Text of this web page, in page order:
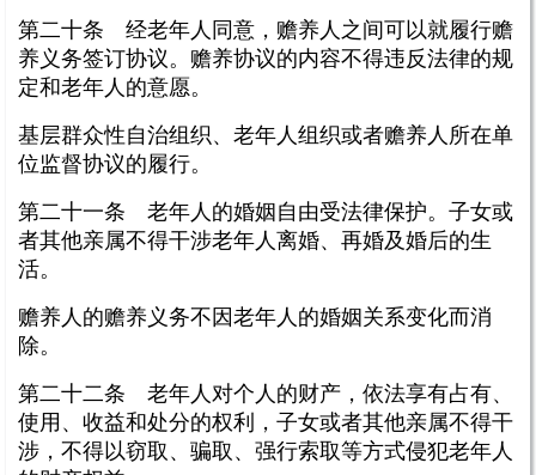
第二十条 经老年人同意，赡养人之间可以就履行赡
养义务签订协议。赡养协议的内容不得违反法律的规
定和老年人的意愿。
基层群众性自治组织、老年人组织或者赡养人所在单
位监督协议的履行。
第二十一条 老年人的婚姻自由受法律保护。子女或
者其他亲属不得干涉老年人离婚、再婚及婚后的生
活。
赡养人的赡养义务不因老年人的婚姻关系变化而消
除。
第二十二条 老年人对个人的财产，依法享有占有、
使用、收益和处分的权利，子女或者其他亲属不得干
涉，不得以窃取、骗取、强行索取等方式侵犯老年人